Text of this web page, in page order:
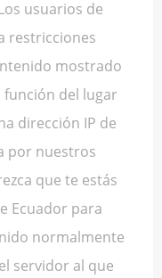
usuarios de
restricciones
mostrado
del lugar
dirección IP de
por nuestros
que te estás
Ecuador para
normalmente
servidor al que